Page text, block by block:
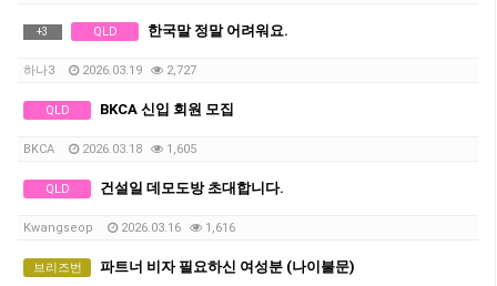
+3 QLD 한국말 정말 어려워요.
하나3 2026.03.19 2,727
QLD BKCA 신입 회원 모집
BKCA 2026.03.18 1,605
QLD 건설일 데모도방 초대합니다.
Kwangseop 2026.03.16 1,616
브리즈번 파트너 비자 필요하신 여성분 (나이불문)